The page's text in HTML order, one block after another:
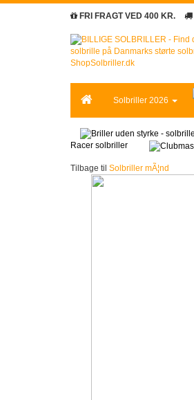
FRI FRAGT VED 400 KR.
Solbriller 2026
Racer solbriller
Tilbage til Solbriller mÃ¦nd